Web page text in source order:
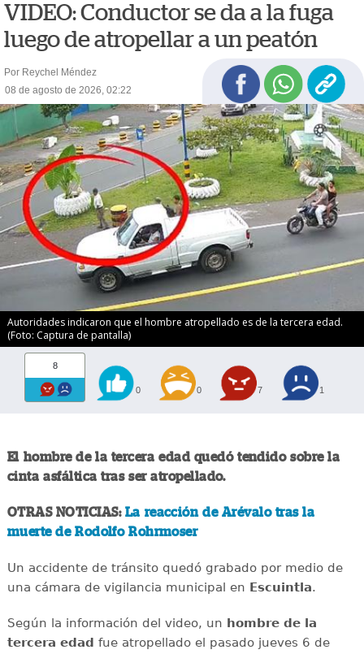
VIDEO: Conductor se da a la fuga
luego de atropellar a un peatón
Por Reychel Méndez
08 de agosto de 2026, 02:22
Autoridades indicaron que el hombre atropellado es de la tercera edad.
(Foto: Captura de pantalla)
8
0 0 7 1
El hombre de la tercera edad quedó tendido sobre la
cinta asfáltica tras ser atropellado.
OTRAS NOTICIAS: La reacción de Arévalo tras la
muerte de Rodolfo Rohrmoser
Un accidente de tránsito quedó grabado por medio de
una cámara de vigilancia municipal en Escuintla.
Según la información del video, un hombre de la
tercera edad fue atropellado el pasado jueves 6 de